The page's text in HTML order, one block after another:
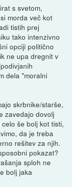
s svetom,
morda več kot
tistih prej
tako intenzivno
opciji politično
ne upa dregnit v
dela "moralni
skrbnike/starše,
zavedajo dovolj
še bolj kot tisti,
da je treba
rešitev za njih.
pokazat?
sploh ne
bolj jaka